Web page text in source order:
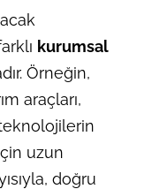
kurumsal
Örneğin,
araçları,
uzun
doğru